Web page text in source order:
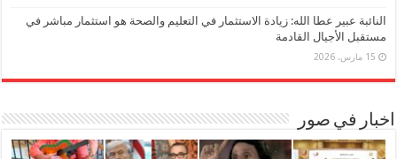
النائبة عبير عطا الله: زيادة الاستثمار في التعليم والصحة هو استثمار مباشر في
مستقبل الأجيال القادمة
15 مارس، 2026
اخبار في صور